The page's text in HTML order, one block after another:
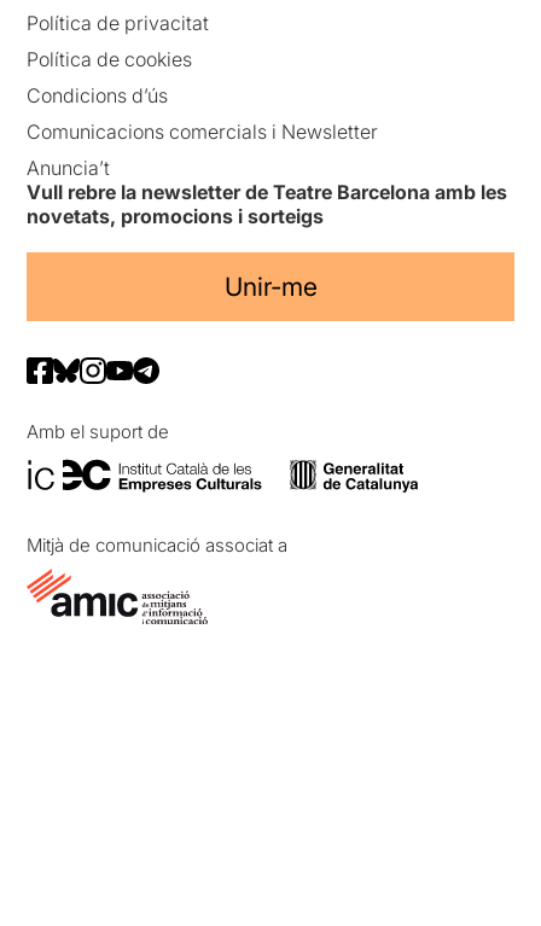
Política de privacitat
Política de cookies
Condicions d’ús
Comunicacions comercials i Newsletter
Anuncia’t
Vull rebre la newsletter de Teatre Barcelona amb les
novetats, promocions i sorteigs
Unir-me
Amb el suport de
Mitjà de comunicació associat a